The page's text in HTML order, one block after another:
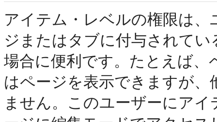
アイテム・レベルの権限は
ジまたはタブに付与されて
場合に便利です。たとえば、
はページを表示できますが
ません。 このユーザーにアイ